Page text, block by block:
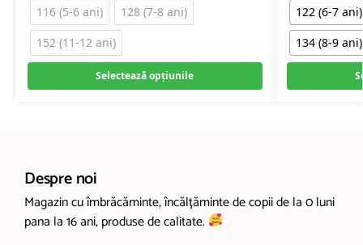
116 (5-6 ani)
128 (7-8 ani)
152 (11-12 ani)
Selectează opțiunile
122 (6-7 ani)
134 (8-9 ani)
Despre noi
Magazin cu îmbrăcăminte, încălțăminte de copii de la 0 luni
pana la 16 ani, produse de calitate.